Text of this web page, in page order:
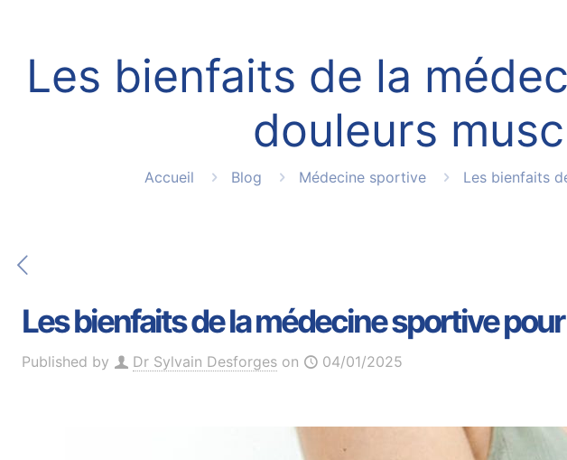
Les bienfaits de la
douleurs
Accueil Blog Médecine sportive Les bienfaits
Les bienfaits de la médecine sportive
Published by Dr Sylvain Desforges on 04/01/2025